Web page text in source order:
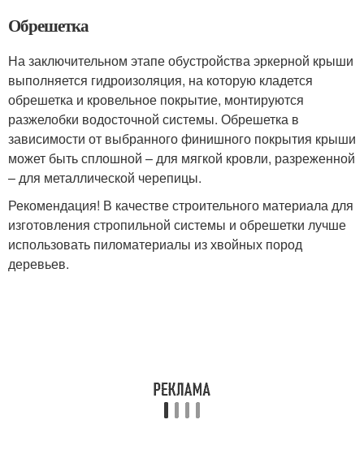
Обрешетка
На заключительном этапе обустройства эркерной крыши
выполняется гидроизоляция, на которую кладется
обрешетка и кровельное покрытие, монтируются
разжелобки водосточной системы. Обрешетка в
зависимости от выбранного финишного покрытия крыши
может быть сплошной – для мягкой кровли, разреженной
– для металлической черепицы.
Рекомендация! В качестве строительного материала для
изготовления стропильной системы и обрешетки лучше
использовать пиломатериалы из хвойных пород
деревьев.